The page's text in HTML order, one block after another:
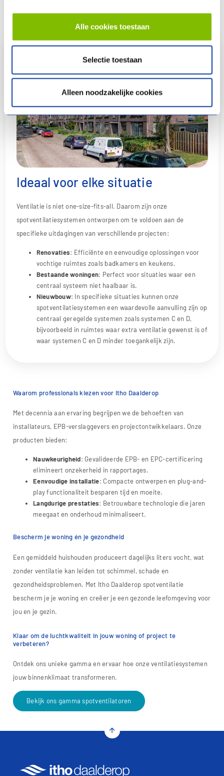
Alle cookies toestaan
Selectie toestaan
Alleen noodzakelijke cookies
Ideaal voor elke situatie
Ventilatie is niet one-size-fits-all. Daarom zijn onze
spotventilatiesystemen ontworpen om te voldoen aan de
specifieke uitdagingen van verschillende projecten:
Renovaties: Efficiënte en eenvoudige oplossingen voor
vochtige ruimtes zoals badkamers en keukens.
Bestaande woningen: Perfect voor situaties waar een
centraal systeem niet haalbaar is.
Nieuwbouw: In specifieke situaties kunnen onze
spotventilatiesystemen een waardevolle aanvulling zijn op
centraal geregelde systemen zoals systemen C en D,
bijvoorbeeld in ruimtes waar extra ventilatie gewenst is of
waar systemen C en D minder toegankelijk zijn.
Waarom professionals kiezen voor Itho Daalderop
Met decennia aan ervaring begrijpen we de behoeften van
installateurs, EPB-verslaggevers en projectontwikkelaars. Onze
producten bieden:
Nauwkeurigheid: Gevalideerde EPB- en EPC-certificering
elimineert onzekerheid in rapportages.
Eenvoudige installatie: Compacte ontwerpen en plug-and-
play functionaliteit besparen tijd en moeite.
Langdurige prestaties: Betrouwbare technologie die jaren
meegaat en onderhoud minimaliseert.
Bescherm je woning én je gezondheid
Een gemiddeld huishouden produceert dagelijks liters vocht, wat
zonder ventilatie kan leiden tot schimmel, schade en
gezondheidsproblemen. Met Itho Daalderop spotventilatie
bescherm je je woning en creëer je een gezonde leefomgeving voor
jou en je gezin.
Klaar om de luchtkwaliteit in jouw woning of project te
verbeteren?
Ontdek ons unieke gamma en ervaar hoe onze ventilatiesystemen
jouw binnenklimaat transformeren.
Bekijk ons gamma spotventilatoren
arrow_upward